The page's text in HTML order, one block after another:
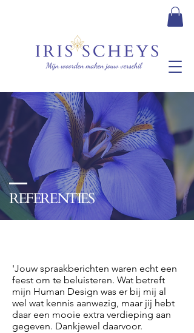
REFERENTIES
'Jouw spraakberichten waren echt een
feest om te beluisteren. Wat betreft
mijn Human Design was er bij mij al
wel wat kennis aanwezig, maar jij hebt
daar een mooie extra verdieping aan
gegeven. Dankjewel daarvoor.